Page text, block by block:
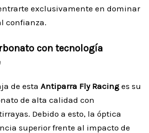
exclusivamente en dominar
confianza.
con tecnología
de esta Antiparra Fly Racing es su
de alta calidad con
Debido a esto, la óptica
superior frente al impacto de